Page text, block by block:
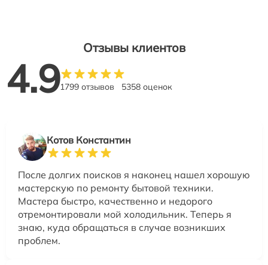
Отзывы клиентов
4.91799 отзывов 5358 оценок
Котов Константин
После долгих поисков я наконец нашел хорошую
мастерскую по ремонту бытовой техники.
Мастера быстро, качественно и недорого
отремонтировали мой холодильник. Теперь я
знаю, куда обращаться в случае возникших
проблем.